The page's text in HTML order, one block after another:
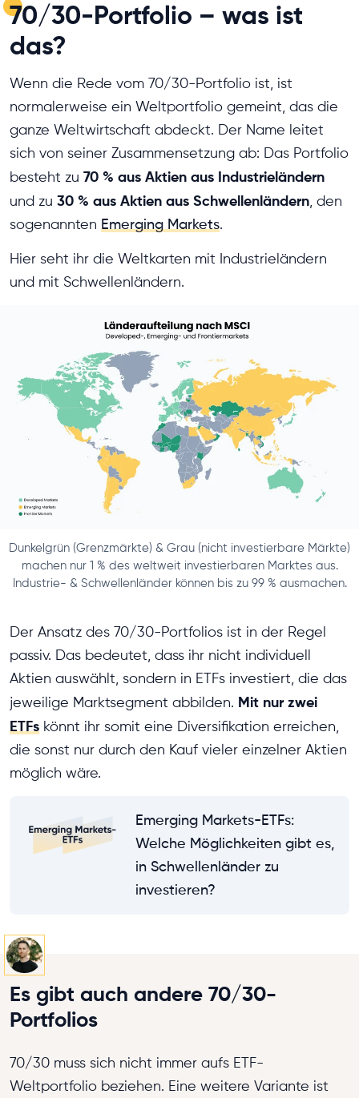
70/30-Portfolio – was ist
das?
Wenn die Rede vom 70/30-Portfolio ist, ist
normalerweise ein Weltportfolio gemeint, das die
ganze Weltwirtschaft abdeckt. Der Name leitet
sich von seiner Zusammensetzung ab: Das Portfolio
besteht zu 70 % aus Aktien aus Industrieländern
und zu 30 % aus Aktien aus Schwellenländern, den
sogenannten Emerging Markets.
Hier seht ihr die Weltkarten mit Industrieländern
und mit Schwellenländern.
Dunkelgrün (Grenzmärkte) & Grau (nicht investierbare Märkte)
machen nur 1 % des weltweit investierbaren Marktes aus.
Industrie- & Schwellenländer können bis zu 99 % ausmachen.
Der Ansatz des 70/30-Portfolios ist in der Regel
passiv. Das bedeutet, dass ihr nicht individuell
Aktien auswählt, sondern in ETFs investiert, die das
jeweilige Marktsegment abbilden. Mit nur zwei
ETFs könnt ihr somit eine Diversifikation erreichen,
die sonst nur durch den Kauf vieler einzelner Aktien
möglich wäre.
Emerging Markets-ETFs:
Welche Möglichkeiten gibt es,
in Schwellenländer zu
investieren?
Es gibt auch andere 70/30-
Portfolios
70/30 muss sich nicht immer aufs ETF-
Weltportfolio beziehen. Eine weitere Variante ist